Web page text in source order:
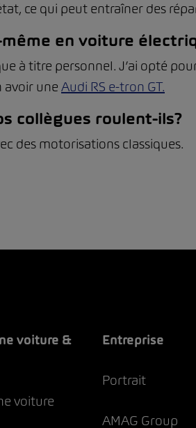
ce qui peut entraîner des
en voiture
à titre personnel. J’ai opté
avoir une Audi RS e-tron GT.
collègues roulent-ils?
des motorisations classiques.
voiture &
voiture
Entreprise
Portrait
AMAG Group